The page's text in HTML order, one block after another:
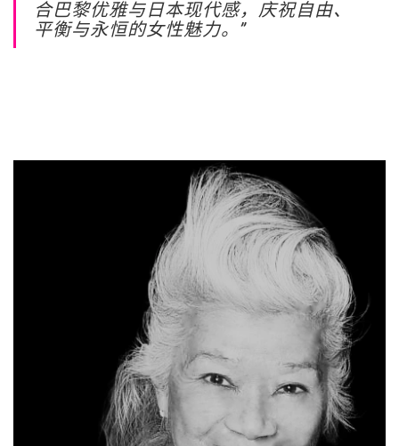
合巴黎优雅与日本现代感，庆祝自由、
平衡与永恒的女性魅力。”